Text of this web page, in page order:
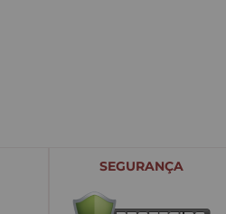
SEGURANÇA